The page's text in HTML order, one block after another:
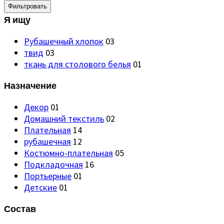
Фильтровать
Я ищу
Рубашечный хлопок 03
твид 03
ткань для столового белья 01
Назначение
Декор 01
Домашний текстиль 02
Плательная 14
рубашечная 12
Костюмно-плательная 05
Подкладочная 16
Портьерные 01
Детские 01
Состав